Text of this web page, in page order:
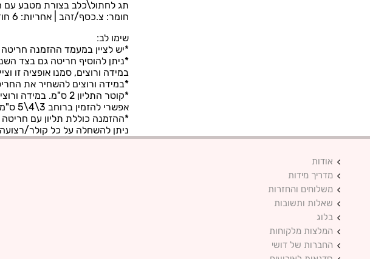
תג לחתול\כלב בצורת מטבע עם
חומר: צ.כסף/זהב | אחריות: 6 חודשים | מגיע באריזת מתנה.
שימו לב:
*יש לציין במעמד ההזמנה
*ניתן להוסיף חריטה גם בצד
במידה ורוצים, סמנו אופציה זו
*במידה ורוצים להשחיר את
*קוטר התליון 2 ס"מ. במידה ורוצים מטבע גדול יותר,
אפשרי להזמין ברוחב 3\4\5 ס"מ. אנא רשמו זאת בהערות.
*ההזמנה כוללת תליון עם
ניתן להשחלה על כל קולר/
אודות
מדריך מידות
משלוחים והחזרות
שאלות ותשובות
בלוג
המלצות מלקוחות
החברות של דושי